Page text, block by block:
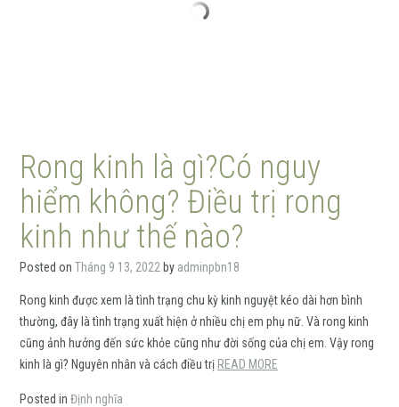
Rong kinh là gì?Có nguy
hiểm không? Điều trị rong
kinh như thế nào?
Posted on Tháng 9 13, 2022 by adminpbn18
Rong kinh được xem là tình trạng chu kỳ kinh nguyệt kéo dài hơn bình
thường, đây là tình trạng xuất hiện ở nhiều chị em phụ nữ. Và rong kinh
cũng ảnh hưởng đến sức khỏe cũng như đời sống của chị em. Vậy rong
kinh là gì? Nguyên nhân và cách điều trị READ MORE
Posted in Định nghĩa